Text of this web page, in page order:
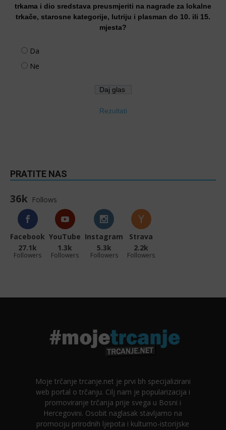
trkama i dio sredstava preusmjeriti na nagrade za lokalne
trkače, starosne kategorije, lutriju i plasman do 10. ili 15.
mjesta?
Da
Ne
Rezultati
PRATITE NAS
36k Follows
Facebook
27.1k
Followers
YouTube
1.3k
Followers
Instagram
5.3k
Followers
Strava
2.2k
Followers
Moje trčanje trcanje.net je prvi bh specijalizirani
web portal o trčanju. Cilj nam je popularizacija i
promoviranje trčanja prije svega u Bosni i
Hercegovini. Osobit naglasak stavljamo na
promociju prirodnih ljepota i kulturno-istorijske